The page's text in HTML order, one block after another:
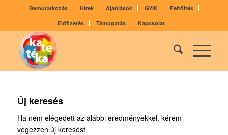
Bemutatkozás Hírek Ajánlások GYIK
Feltöltés
Előfizetés
Támogatás Kapcsolat
Új keresés
Ha nem elégedett az alábbi eredményekkel, kérem
végezzen új keresést